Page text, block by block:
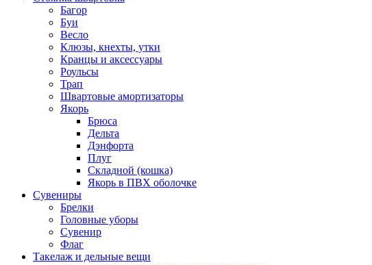
Багор
Буи
Весло
Клюзы, кнехты, утки
Кранцы и аксессуары
Роульсы
Трап
Швартовые амортизаторы
Якорь
Брюса
Дельта
Дэнфорта
Плуг
Складной (кошка)
Якорь в ПВХ оболочке
Сувениры
Брелки
Головные уборы
Сувенир
Флаг
Такелаж и дельные вещи